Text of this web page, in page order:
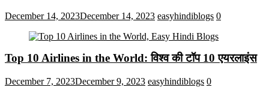
December 14, 2023December 14, 2023 easyhindiblogs 0
Top 10 Airlines in the World: विश्व की टॉप 10 एयरलाइंस
December 7, 2023December 9, 2023 easyhindiblogs 0